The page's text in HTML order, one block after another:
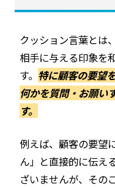
クッション言葉とは
相手に与える印象を
す。 特に顧客の要望
何かを質問・お願い
す。
例えば、顧客の要望
ん」と直接的に伝え
ざいませんが、その